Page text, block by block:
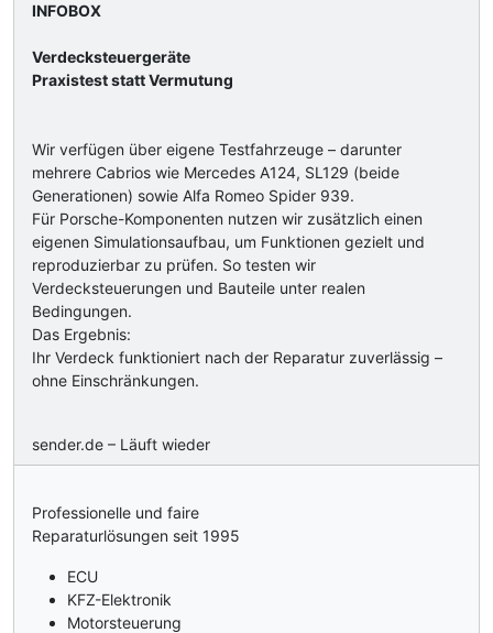
INFOBOX
Verdecksteuergeräte
Praxistest statt Vermutung
Wir verfügen über eigene Testfahrzeuge – darunter
mehrere Cabrios wie Mercedes A124, SL129 (beide
Generationen) sowie Alfa Romeo Spider 939.
Für Porsche-Komponenten nutzen wir zusätzlich einen
eigenen Simulationsaufbau, um Funktionen gezielt und
reproduzierbar zu prüfen. So testen wir
Verdecksteuerungen und Bauteile unter realen
Bedingungen.
Das Ergebnis:
Ihr Verdeck funktioniert nach der Reparatur zuverlässig –
ohne Einschränkungen.
sender.de – Läuft wieder
Professionelle und faire
Reparaturlösungen seit 1995
ECU
KFZ-Elektronik
Motorsteuerung